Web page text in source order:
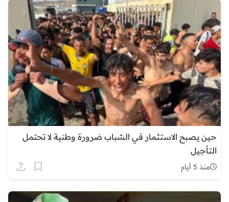
حين يصبح الاستثمار في الشباب ضرورة وطنية لا تحتمل
التأجيل
منذ 5 أيام